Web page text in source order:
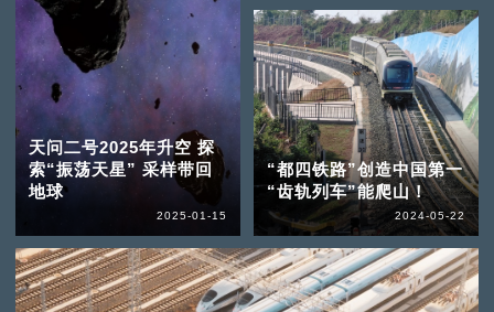
天问二号2025年升空 探
索“振荡天星” 采样带回
地球
2025-01-15
“都四铁路”创造中国第一
“齿轨列车”能爬山！
2024-05-22